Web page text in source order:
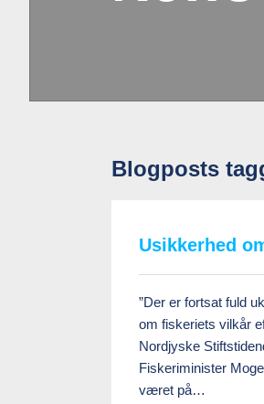
Blogposts
Usikkerhed
”Der er fortsat fuld
om fiskeriets vilkår
Nordjyske
Fiskeriminister
været på…